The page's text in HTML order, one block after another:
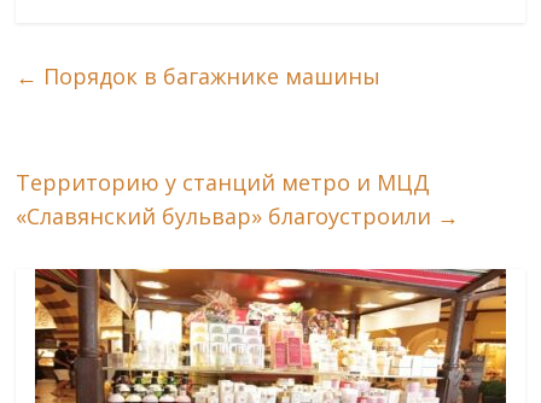
← Порядок в багажнике машины
Территорию у станций метро и МЦД
«Славянский бульвар» благоустроили →